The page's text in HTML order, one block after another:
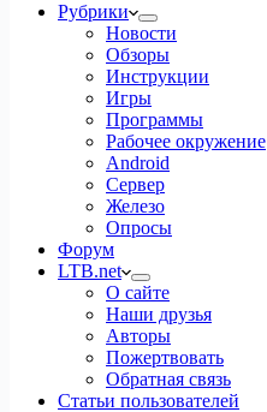
Рубрики
Новости
Обзоры
Инструкции
Игры
Программы
Рабочее окружение
Android
Сервер
Железо
Опросы
Форум
LTB.net
О сайте
Наши друзья
Авторы
Пожертвовать
Обратная связь
Статьи пользователей